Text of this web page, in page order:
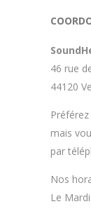
46 rue
44120
mais
par
Nos
Le